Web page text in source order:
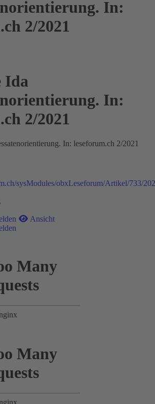
In:
2/2021
Ida
In:
2/2021
sysModules/obxLeseforum/Artikel/733/
Ansicht